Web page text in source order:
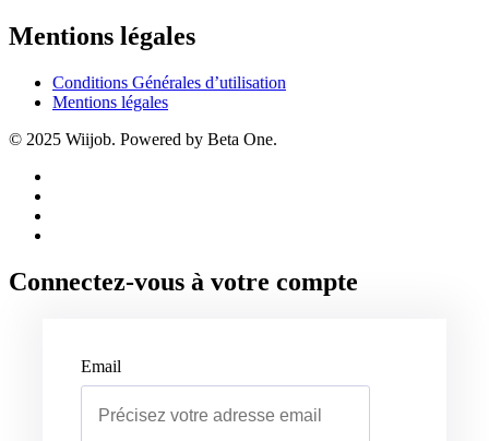
Mentions légales
Conditions Générales d’utilisation
Mentions légales
© 2025 Wiijob. Powered by Beta One.
Connectez-vous à votre compte
Email